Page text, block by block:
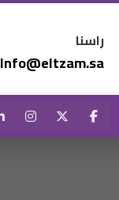
راسنا
Info@eltzam.sa